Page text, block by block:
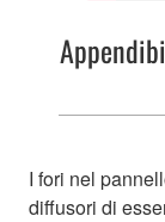
I fori nel
diffusori di